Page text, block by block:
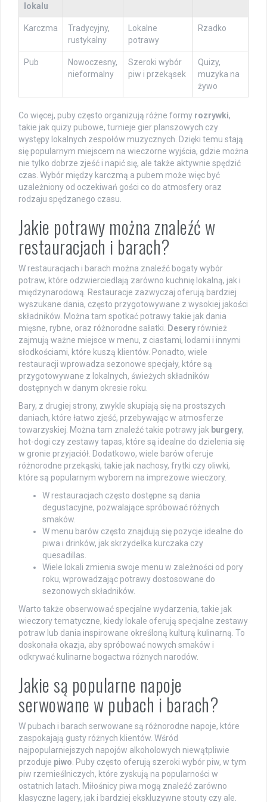
lokalu
Karczma
Tradycyjny,
rustykalny
Lokalne
potrawy
Rzadko
Pub
Nowoczesny,
nieformalny
Szeroki wybór
piw i przekąsek
Quizy,
muzyka na
żywo
Co więcej, puby często organizują różne formy rozrywki,
takie jak quizy pubowe, turnieje gier planszowych czy
występy lokalnych zespołów muzycznych. Dzięki temu stają
się popularnym miejscem na wieczorne wyjścia, gdzie można
nie tylko dobrze zjeść i napić się, ale także aktywnie spędzić
czas. Wybór między karczmą a pubem może więc być
uzależniony od oczekiwań gości co do atmosfery oraz
rodzaju spędzanego czasu.
Jakie potrawy można znaleźć w
restauracjach i barach?
W restauracjach i barach można znaleźć bogaty wybór
potraw, które odzwierciedlają zarówno kuchnię lokalną, jak i
międzynarodową. Restauracje zazwyczaj oferują bardziej
wyszukane dania, często przygotowywane z wysokiej jakości
składników. Można tam spotkać potrawy takie jak dania
mięsne, rybne, oraz różnorodne sałatki.
Desery również
zajmują ważne miejsce w menu, z ciastami, lodami i innymi
słodkościami, które kuszą klientów. Ponadto, wiele
restauracji wprowadza sezonowe specjały, które są
przygotowywane z lokalnych, świeżych składników
dostępnych w danym okresie roku.
Bary, z drugiej strony, zwykle skupiają się na prostszych
daniach, które łatwo zjeść, przebywając w atmosferze
towarzyskiej. Można tam znaleźć takie potrawy jak burgery,
hot-dogi czy zestawy tapas, które są idealne do dzielenia się
w gronie przyjaciół. Dodatkowo, wiele barów oferuje
różnorodne przekąski, takie jak nachosy, frytki czy oliwki,
które są popularnym wyborem na imprezowe wieczory.
W restauracjach często dostępne są dania
degustacyjne, pozwalające spróbować różnych
smaków.
W menu barów często znajdują się pozycje idealne do
piwa i drinków, jak skrzydełka kurczaka czy
quesadillas.
Wiele lokali zmienia swoje menu w zależności od pory
roku, wprowadzając potrawy dostosowane do
sezonowych składników.
Warto także obserwować specjalne wydarzenia, takie jak
wieczory tematyczne, kiedy lokale oferują specjalne zestawy
potraw lub dania inspirowane określoną kulturą kulinarną. To
doskonała okazja, aby spróbować nowych smaków i
odkrywać kulinarne bogactwa różnych narodów.
Jakie są popularne napoje
serwowane w pubach i barach?
W pubach i barach serwowane są różnorodne napoje, które
zaspokajają gusty różnych klientów. Wśród
najpopularniejszych napojów alkoholowych niewątpliwie
przoduje piwo . Puby często oferują szeroki wybór piw, w tym
piw rzemieślniczych, które zyskują na popularności w
ostatnich latach. Miłośnicy piwa mogą znaleźć zarówno
klasyczne lagery, jak i bardziej ekskluzywne stouty czy ale.